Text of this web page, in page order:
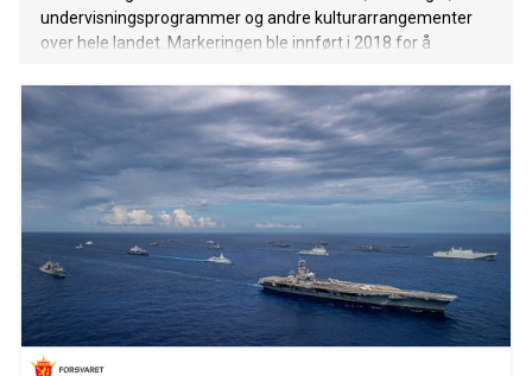
undervisningsprogrammer og andre kulturarrangementer
over hele landet. Markeringen ble innført i 2018 for å
strengeinstrumentet som regnes som et av de fremste
symbolene på kasakhisk kultur.